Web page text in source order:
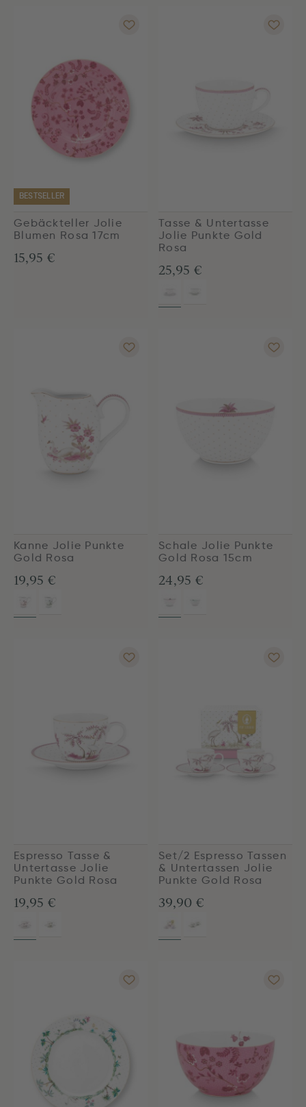
BESTSELLER
Gebäckteller Jolie
Blumen Rosa 17cm
15,95 €
Tasse & Untertasse
Jolie Punkte Gold
Rosa
25,95 €
Kanne Jolie Punkte
Gold Rosa
19,95 €
Schale Jolie Punkte
Gold Rosa 15cm
24,95 €
Espresso Tasse &
Untertasse Jolie
Punkte Gold Rosa
19,95 €
Set/2 Espresso Tassen
& Untertassen Jolie
Punkte Gold Rosa
39,90 €